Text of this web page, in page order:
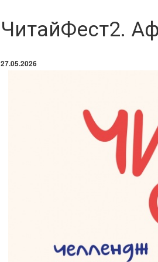
ЧитайФест2.
27.05.2026